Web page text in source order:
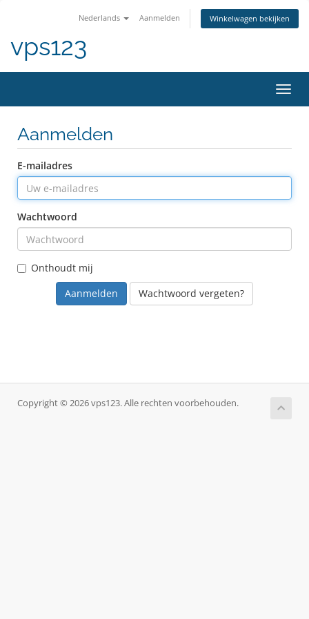
Nederlands Aanmelden Winkelwagen bekijken
vps123
in-/
Aanmelden
E-mailadres
Wachtwoord
Onthoudt mij
Wachtwoord vergeten?
Copyright © 2026 vps123. Alle rechten voorbehouden.